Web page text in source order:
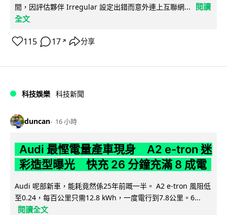
間，因評估夥伴 Irregular 設定出錯而意外連上互聯網...
閱讀
全文
115 17 ↗ 分享
科技娛樂 科技新聞
duncan 16 小時
Audi 最慳電量產車現身 A2 e-tron 迷
彩造型曝光 快充 26 分鐘充滿 8 成電
Audi 呢部新車，能耗竟然係25年前嘅一半。 A2 e-tron 風阻低
至0.24，每百公里只需12.8 kWh，一度電行到7.8公里。6...
閱讀全文